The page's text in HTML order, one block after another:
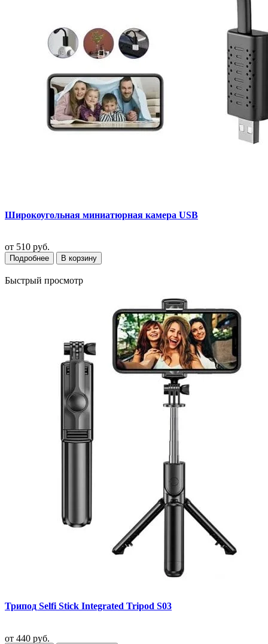
Широкоугольная миниатюрная камера USB
от 510 руб.
Подробнее В корзину
Быстрый просмотр
Трипод Selfi Stick Integrated Tripod S03
от 440 руб.